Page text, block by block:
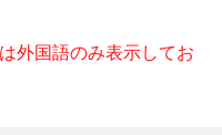
外国語のみ表示してお